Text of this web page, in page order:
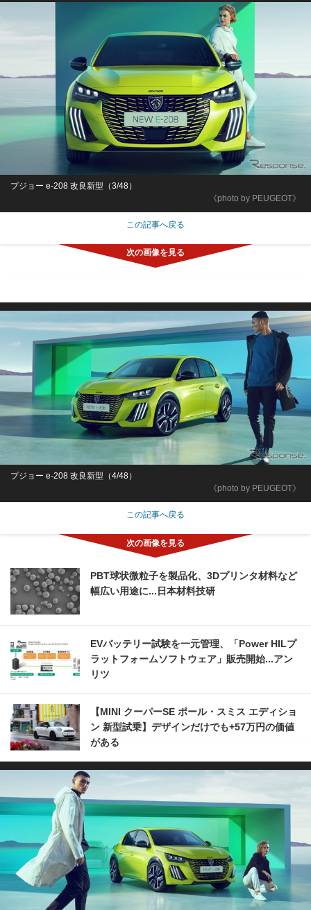
《photo by PEUGEOT》
プジョー e-208 改良新型（3/48）
この記事へ戻る
《photo by PEUGEOT》
プジョー e-208 改良新型（4/48）
この記事へ戻る
PBT球状微粒子を製品化、3Dプリンタ材料など
幅広い用途に...日本材料技研
EVバッテリー試験を一元管理、「Power HILプ
ラットフォームソフトウェア」販売開始...アン
リツ
【MINI クーパーSE ポール・スミス エディショ
ン 新型試乗】デザインだけでも+57万円の価値
がある